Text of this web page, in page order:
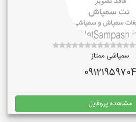
سمپاشی ممتاز
09121959704
مشاهده پروفایل